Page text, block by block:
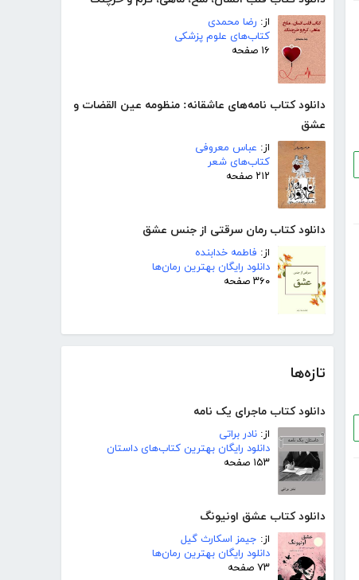
از: رضا محمدی
کتاب‌های علوم پزشکی
۱۶ صفحه
دانلود کتاب نامه‌های عاشقانه: منظومه عین القضات و
عشق
از: عباس معروفی
کتاب‌های شعر
۲۱۲ صفحه
دانلود کتاب رمان سرقتی از جنس عشق
از: فاطمه خدابنده
دانلود رایگان بهترین رمان‌ها
۳۶۰ صفحه
تازه‌ها
دانلود کتاب ماجرای یک نامه
از: نادر براتی
دانلود رایگان بهترین کتاب‌های داستان
۱۵۳ صفحه
دانلود کتاب عشق اونیونگ
از: جیمز اسکارث گیل
دانلود رایگان بهترین رمان‌ها
۷۳ صفحه